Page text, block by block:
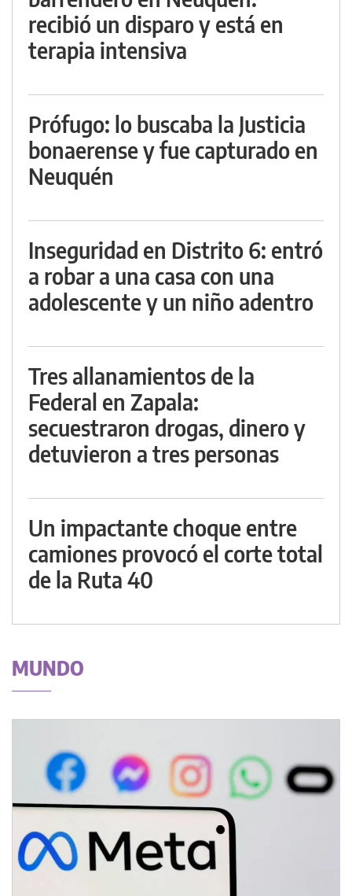
recibió un disparo y está en
terapia intensiva
Prófugo: lo buscaba la Justicia
bonaerense y fue capturado en
Neuquén
Inseguridad en Distrito 6: entró
a robar a una casa con una
adolescente y un niño adentro
Tres allanamientos de la
Federal en Zapala:
secuestraron drogas, dinero y
detuvieron a tres personas
Un impactante choque entre
camiones provocó el corte total
de la Ruta 40
MUNDO